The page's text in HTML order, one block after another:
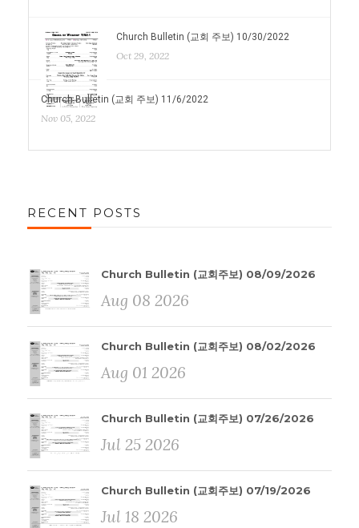
Church Bulletin (교회 주보) 10/30/2022
Oct 29, 2022
Church Bulletin (교회 주보) 11/6/2022
Nov 05, 2022
RECENT POSTS
Church Bulletin (교회주보) 08/09/2026
Aug 08 2026
Church Bulletin (교회주보) 08/02/2026
Aug 01 2026
Church Bulletin (교회주보) 07/26/2026
Jul 25 2026
Church Bulletin (교회주보) 07/19/2026
Jul 18 2026